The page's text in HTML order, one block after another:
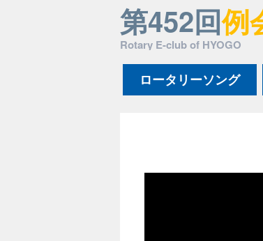
第452回例
Rotary E-club of HYOGO
ロータリーソング